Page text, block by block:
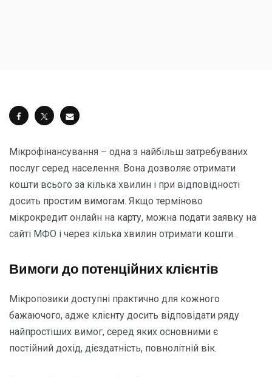
Мікрофінансування – одна з найбільш затребуваних
послуг серед населення. Вона дозволяє отримати
кошти всього за кілька хвилин і при відповідності
досить простим вимогам. Якщо терміново
мікрокредит онлайн на карту, можна подати заявку на
сайті МФО і через кілька хвилин отримати кошти.
Вимоги до потенційних клієнтів
Мікропозики доступні практично для кожного
бажаючого, адже клієнту досить відповідати ряду
найпростіших вимог, серед яких основними є
постійний дохід, дієздатність, повнолітній вік.